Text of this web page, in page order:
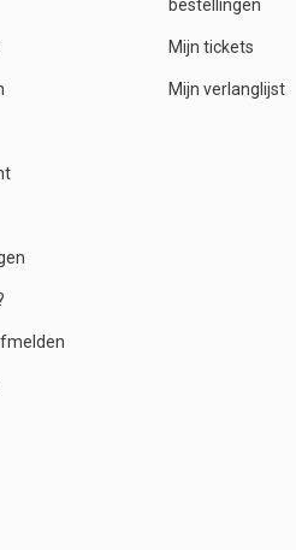
bestellingen
Mijn tickets
Mijn verlanglijst